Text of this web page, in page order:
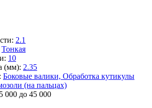
2.1
Тонкая
10
(мм): 2.35
Боковые валики, Обработка кутикулы
(на пальцах)
000 до 45 000